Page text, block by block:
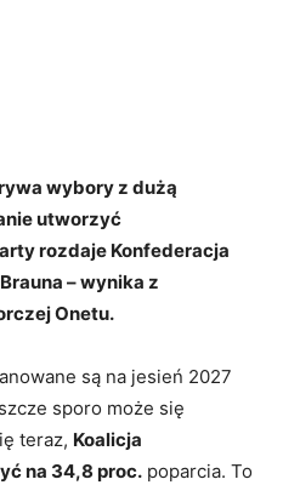
wybory z dużą
utworzyć
rozdaje Konfederacja
– wynika z
Onetu.
są na jesień 2027
sporo może się
teraz, Koalicja
na 34,8 proc. poparcia. To